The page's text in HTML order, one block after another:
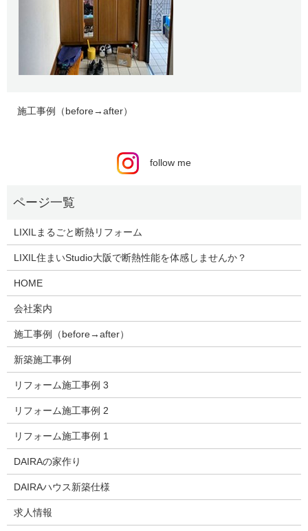
施工事例（before→after）
follow me
LIXILまるごと断熱リフォーム
LIXIL住まいStudio大阪で断熱性能を体感しませんか？
HOME
会社案内
施工事例（before→after）
新築施工事例
リフォーム施工事例 3
リフォーム施工事例 2
リフォーム施工事例 1
DAIRAの家作り
DAIRAハウス新築仕様
求人情報